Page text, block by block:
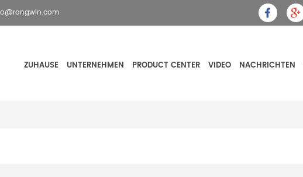
ZUHAUSE UNTERNEHMEN PRODUCT CENTER VIDEO NACHRICHTEN